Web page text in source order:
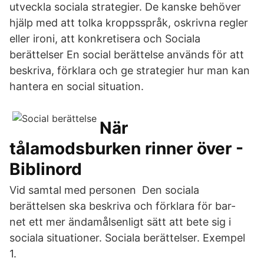
utveckla sociala strategier. De kanske behöver
hjälp med att tolka kroppsspråk, oskrivna regler
eller ironi, att konkretisera och Sociala
berättelser En social berättelse används för att
beskriva, förklara och ge strategier hur man kan
hantera en social situation.
När
tålamodsburken rinner över -
Biblinord
Vid samtal med personen Den sociala
berättelsen ska beskriva och förklara för bar-
net ett mer ändamålsenligt sätt att bete sig i
sociala situationer. Sociala berättelser. Exempel
1.